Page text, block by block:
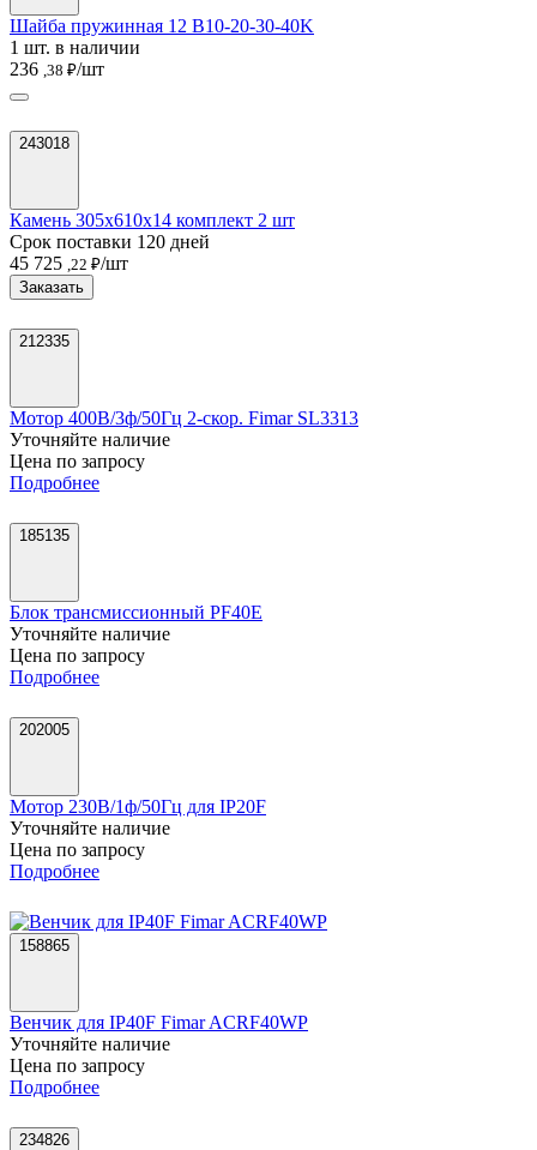
Шайба пружинная 12 B10-20-30-40K
1 шт. в наличии
236 ,38 ₽/шт
243018
Камень 305х610х14 комплект 2 шт
Срок поставки 120 дней
45 725 ,22 ₽/шт
Заказать
212335
Мотор 400В/3ф/50Гц 2-скор. Fimar SL3313
Уточняйте наличие
Цена по запросу
Подробнее
185135
Блок трансмиссионный PF40E
Уточняйте наличие
Цена по запросу
Подробнее
202005
Мотор 230В/1ф/50Гц для IP20F
Уточняйте наличие
Цена по запросу
Подробнее
158865
Венчик для IP40F Fimar ACRF40WP
Уточняйте наличие
Цена по запросу
Подробнее
234826